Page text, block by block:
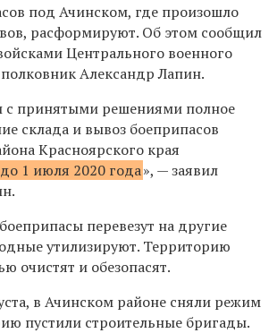
под Ачинском, где произошло
расформируют. Об этом сообщил
Центрального военного
Александр Лапин.
с принятыми решениями полное
склада и вывоз боеприпасов
Красноярского края
до 1 июля 2020 года», — заявил
перевезут на другие
утилизируют. Территорию
очистят и обезопасят.
в Ачинском районе сняли режим
пустили строительные бригады.